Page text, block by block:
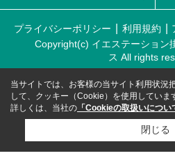
プライバシーポリシー 利用規約
Copyright(c) イエステーショ
ス All rights
当サイトでは、お客様の当サイト利用状況
して、クッキー（Cookie）を使用していま
詳しくは、当社の 「Cookieの取扱いについ
閉じる